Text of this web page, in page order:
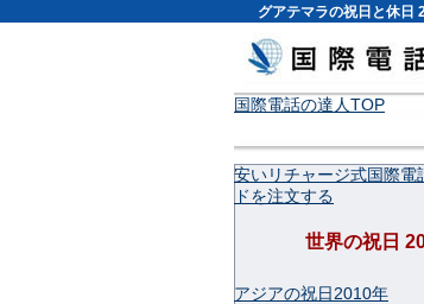
グアテマラの祝日と休日
国際電話の達人TOP
安いリチャージ式国際電
ドを注文する
世界の祝日
アジアの祝日2010年